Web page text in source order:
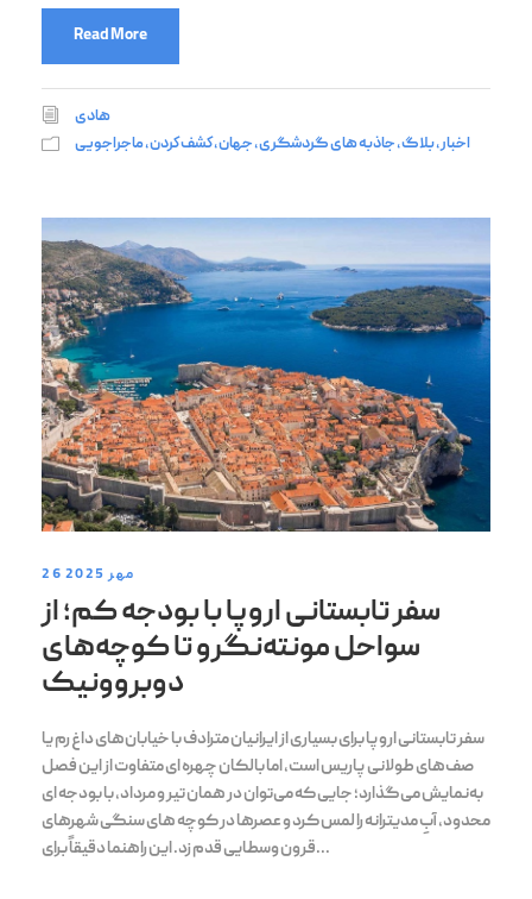
Read More
هادی
اخبار,بلاگ,جاذبه های گردشگری,جهان,كشف كردن,ماجراجویی
26 مهر 2025
سفر تابستانی اروپا با بودجه کم؛ از
سواحل مونته‌نگرو تا کوچه‌های
دوبروونیک
سفر تابستانی اروپا برای بسیاری از ایرانیان مترادف با خیابان‌های داغ رم یا
صف‌های طولانی پاریس است، اما بالکان چهره ای متفاوت از این فصل
به‌نمایش می‌گذارد؛ جایی که می‌توان در همان تیر و مرداد، با بودجه‌ ای
محدود، آبِ مدیترانه را لمس کرد و عصرها در کوچه‌ های سنگی شهرهای
قرون وسطایی قدم زد. این راهنما دقیقاً برای...